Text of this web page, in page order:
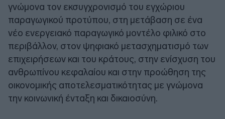
γνώμονα τον εκσυγχρονισμό του εγχώριου
παραγωγικού προτύπου, στη μετάβαση σε ένα
νέο ενεργειακό παραγωγικό μοντέλο φιλικό στο
περιβάλλον, στον ψηφιακό μετασχηματισμό των
επιχειρήσεων και του κράτους, στην ενίσχυση του
ανθρωπίνου κεφαλαίου και στην προώθηση της
οικονομικής αποτελεσματικότητας με γνώμονα
την κοινωνική ένταξη και δικαιοσύνη.